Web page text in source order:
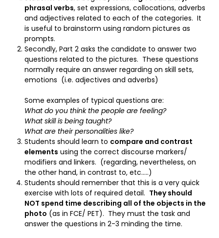
phrasal verbs, set expressions, collocations, adverbs
and adjectives related to each of the categories. It
is useful to brainstorm using random pictures as
prompts.
Secondly, Part 2 asks the candidate to answer two
questions related to the pictures. These questions
normally require an answer regarding on skill sets,
emotions (i.e. adjectives and adverbs)
Some examples of typical questions are:
What do you think the people are feeling?
What skill is being taught?
What are their personalities like?
Students should learn to compare and contrast
elements using the correct discourse markers/
modifiers and linkers. (regarding, nevertheless, on
the other hand, in contrast to, etc…..)
Students should remember that this is a very quick
exercise with lots of required detail. They should
NOT spend time describing all of the objects in the
photo (as in FCE/ PET). They must the task and
answer the questions in 2-3 minding the time.